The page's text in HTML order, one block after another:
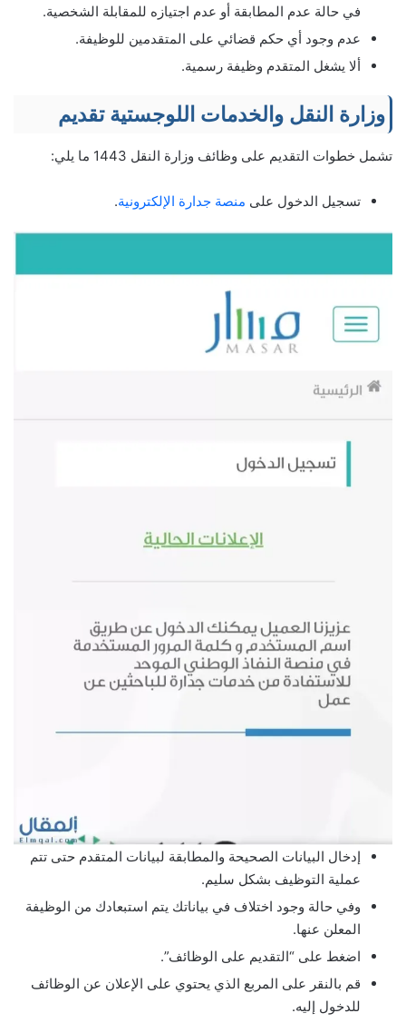
في حالة عدم المطابقة أو عدم اجتيازه للمقابلة الشخصية.
عدم وجود أي حكم قضائي على المتقدمين للوظيفة.
ألا يشغل المتقدم وظيفة رسمية.
وزارة النقل والخدمات اللوجستية تقديم
تشمل خطوات التقديم على وظائف وزارة النقل 1443 ما يلي:
تسجيل الدخول على منصة جدارة الإلكترونية.
إدخال البيانات الصحيحة والمطابقة لبيانات المتقدم حتى تتم
عملية التوظيف بشكل سليم.
وفي حالة وجود اختلاف في بياناتك يتم استبعادك من الوظيفة
المعلن عنها.
اضغط على “التقديم على الوظائف”.
قم بالنقر على المربع الذي يحتوي على الإعلان عن الوظائف
للدخول إليه.